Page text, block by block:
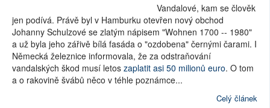
Vandalové, kam se člověk
jen podívá. Právě byl v Hamburku otevřen nový obchod
Johanny Schulzové se zlatým nápisem "Wohnen 1700 -- 1980"
a už byla jeho zářivě bílá fasáda o "ozdobena" černými čarami. I
Německá železnice informovala, že za odstraňování
vandalských škod musí letos zaplatit asi 50 milionů euro. O tom
a o rakovině švábů něco v téhle poznámce...
Celý článek